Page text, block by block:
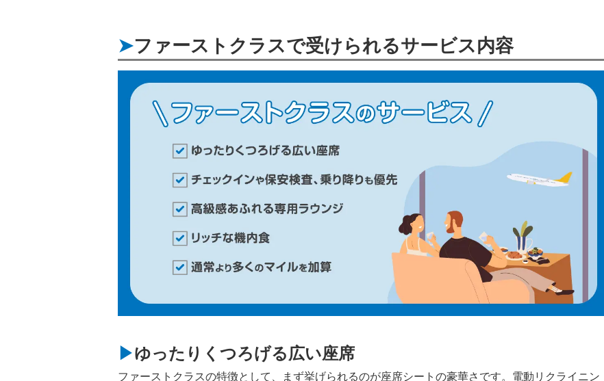
ファーストクラスで受けられるサービス内容
ゆったりくつろげる広い座席
ファーストクラスの特徴として、まず挙げられるのが座席シートの豪華さです。電動リクライニン